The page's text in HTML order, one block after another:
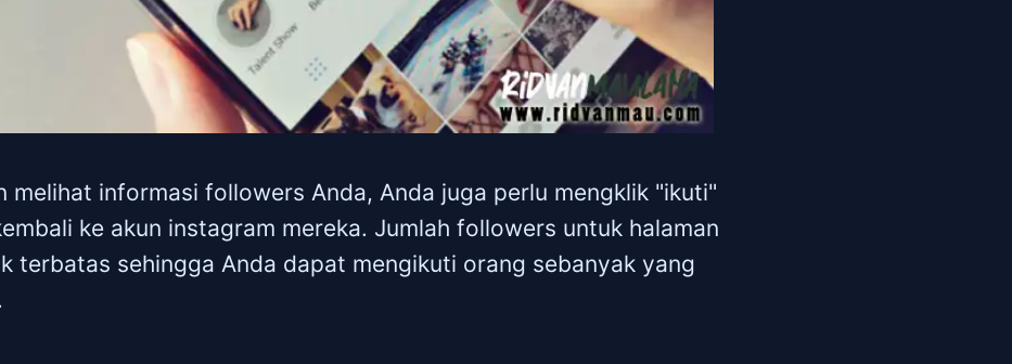
melihat informasi followers Anda, Anda juga perlu mengklik "ikuti"
ke akun instagram mereka. Jumlah followers untuk halaman
terbatas sehingga Anda dapat mengikuti orang sebanyak yang